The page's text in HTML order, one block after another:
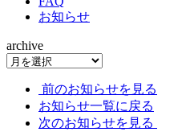
お知らせ
archive
前のお知らせを見る
お知らせ一覧に戻る
次のお知らせを見る